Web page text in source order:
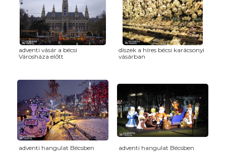
adventi vásár a bécsi
Városháza előtt
díszek a híres bécsi karácsonyi
vásárban
adventi hangulat Bécsben adventi hangulat Bécsben